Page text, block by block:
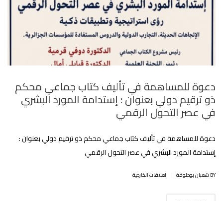
دعوة للمساهمة في تأليف كتاب جماعي محكم
ذو ترقيم دولي بعنوان : إستدامة المورد البشري
في عصر التحول الرقمي
دعوة للمساهمة في تأليف كتاب جماعي محكم ذو ترقيم دولي بعنوان :
إستدامة المورد البشري في عصر التحول الرقمي
BY شعبان بوحلوفة العلاقات الخارجية